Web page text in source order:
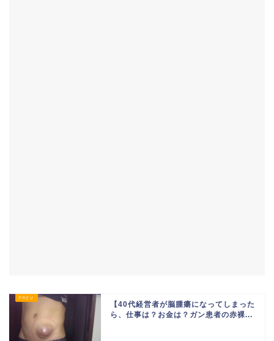
【40代経営者が脳腫瘍になってしまった
ら、仕事は？お金は？ガン患者の赤裸...